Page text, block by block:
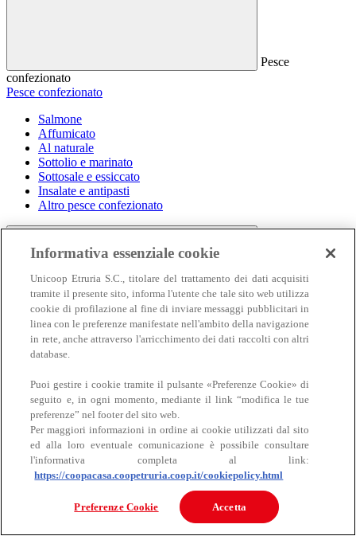
Pesce
confezionato
Pesce confezionato
Salmone
Affumicato
Al naturale
Sottolio e marinato
Sottosale e essiccato
Insalate e antipasti
Altro pesce confezionato
Carne
Carne
Informativa essenziale cookie
Unicoop Etruria S.C., titolare del trattamento dei dati acquisiti
tramite il presente sito, informa l'utente che tale sito web utilizza
cookie di profilazione al fine di inviare messaggi pubblicitari in
linea con le preferenze manifestate nell'ambito della navigazione
in rete, anche attraverso l'arricchimento dei dati raccolti con altri
database.
Puoi gestire i cookie tramite il pulsante «Preferenze Cookie» di
seguito e, in ogni momento, mediante il link “modifica le tue
preferenze” nel footer del sito web.
Per maggiori informazioni in ordine ai cookie utilizzati dal sito
ed alla loro eventuale comunicazione è possibile consultare
l'informativa completa al link:
https://coopacasa.coopetruria.coop.it/cookiepolicy.html
Preferenze Cookie Accetta